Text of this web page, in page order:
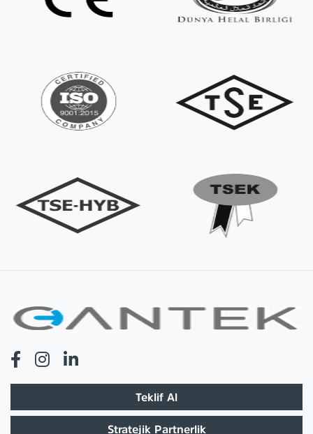
Teklif Al
Stratejik Partnerlik